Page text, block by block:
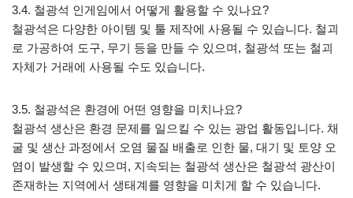
3.4. 철광석 인게임에서 어떻게 활용할 수 있나요?
철광석은 다양한 아이템 및 툴 제작에 사용될 수 있습니다. 철괴
로 가공하여 도구, 무기 등을 만들 수 있으며, 철광석 또는 철괴
자체가 거래에 사용될 수도 있습니다.
3.5. 철광석은 환경에 어떤 영향을 미치나요?
철광석 생산은 환경 문제를 일으킬 수 있는 광업 활동입니다. 채
굴 및 생산 과정에서 오염 물질 배출로 인한 물, 대기 및 토양 오
염이 발생할 수 있으며, 지속되는 철광석 생산은 철광석 광산이
존재하는 지역에서 생태계를 영향을 미치게 할 수 있습니다.